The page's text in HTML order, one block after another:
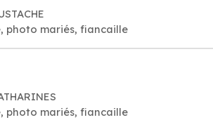
photo mariés, fiancaille
photo mariés, fiancaille